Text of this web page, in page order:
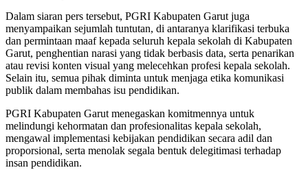
Dalam siaran pers tersebut, PGRI Kabupaten Garut juga
menyampaikan sejumlah tuntutan, di antaranya klarifikasi terbuka
dan permintaan maaf kepada seluruh kepala sekolah di Kabupaten
Garut, penghentian narasi yang tidak berbasis data, serta penarikan
atau revisi konten visual yang melecehkan profesi kepala sekolah.
Selain itu, semua pihak diminta untuk menjaga etika komunikasi
publik dalam membahas isu pendidikan.
PGRI Kabupaten Garut menegaskan komitmennya untuk
melindungi kehormatan dan profesionalitas kepala sekolah,
mengawal implementasi kebijakan pendidikan secara adil dan
proporsional, serta menolak segala bentuk delegitimasi terhadap
insan pendidikan.